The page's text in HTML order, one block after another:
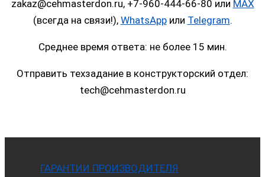
zakaz@cehmasterdon.ru, +7-960-444-66-80 или MAX
(всегда на связи!), WhatsAppили Telegram.
Среднее время ответа: не более 15 мин.
Отправить техзадание в конструкторский отдел:
tech@cehmasterdon.ru
ГАРАНТИИ ПРОИЗВОДИТЕЛЯ